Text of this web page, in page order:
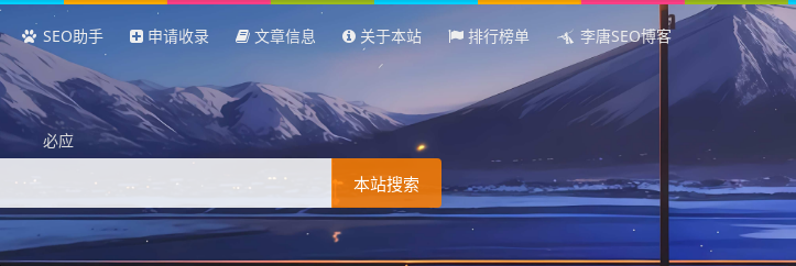
SEO助手 申请收录 文章信息 关于本站 排行榜单 李唐SEO博客
必应
本站搜索